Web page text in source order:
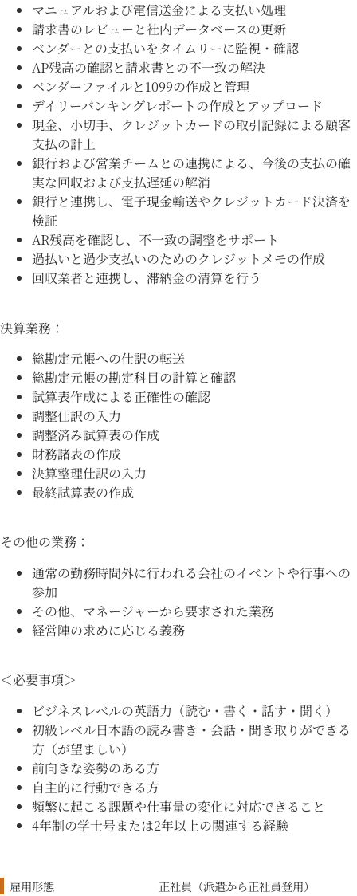
マニュアルおよび電信送金による支払い処理
請求書のレビューと社内データベースの更新
ベンダーとの支払いをタイムリーに監視・確認
AP残高の確認と請求書との不一致の解決
ベンダーファイルと1099の作成と管理
デイリーバンキングレポートの作成とアップロード
現金、小切手、クレジットカードの取引記録による顧客
支払の計上
銀行および営業チームとの連携による、今後の支払の確
実な回収および支払遅延の解消
銀行と連携し、電子現金輸送やクレジットカード決済を
検証
AR残高を確認し、不一致の調整をサポート
過払いと過少支払いのためのクレジットメモの作成
回収業者と連携し、滞納金の清算を行う
決算業務：
総勘定元帳への仕訳の転送
総勘定元帳の勘定科目の計算と確認
試算表作成による正確性の確認
調整仕訳の入力
調整済み試算表の作成
財務諸表の作成
決算整理仕訳の入力
最終試算表の作成
その他の業務：
通常の勤務時間外に行われる会社のイベントや行事への
参加
その他、マネージャーから要求された業務
経営陣の求めに応じる義務
＜必要事項＞
ビジネスレベルの英語力（読む・書く・話す・聞く）
初級レベル日本語の読み書き・会話・聞き取りができる
方（が望ましい）
前向きな姿勢のある方
自主的に行動できる方
頻繁に起こる課題や仕事量の変化に対応できること
4年制の学士号または2年以上の関連する経験
雇用形態 正社員（派遣から正社員登用）